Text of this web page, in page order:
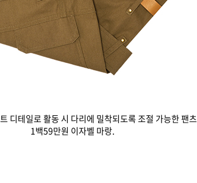
디테일로 활동 시 다리에 밀착되도록 조절 가능한 팬츠
1백59만원 이자벨 마랑.